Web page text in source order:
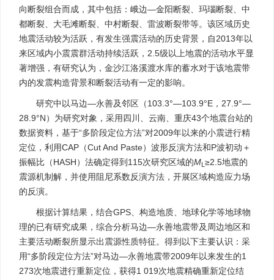
向断裂组合而成，其中包括：峨边—金阳断裂、玛瑙断裂、中
都断裂、大毛滩断裂、中村断裂、雷波断裂带等。该区域历史
地震活动较为活跃，有发生强震活动的历史背景，自2013年以
来区域内小震震群活动持续活跃，2.5级以上地震的活动水平显
著增强，有研究认为，金沙江洛溪渡水库的蓄水对于该地震带
内的发震构造背景和断裂活动有一定的影响。
研究中以马边—永善及邻区（103.3°—103.9°E，27.9°—
28.9°N）为研究对象，采用四川、云南、重庆43个地震台站的
数据资料，基于“多阶段定位方法”对2009年以来的小震进行精
定位，利用CAP（Cut And Paste）波形反演方法和P波初动＋
振幅比（HASH）法确定得到115次研究区域的ML ≥2.5地震的
震源机制解，并使用阻尼系数反演方法，开展区域构造应力场
的反演。
根据计算结果，结合GPS、构造地质、地球化学等地球物
理的已有研究成果，综合分析马边—永善地震带及周边地区和
主要活动断裂所显示出震源性质特征。得到以下主要认识：采
用“多阶段定位方法”对马边—永善地震带2009年以来发生的1
273次地震进行重新定位，获得1 019次地震精确重新定位结